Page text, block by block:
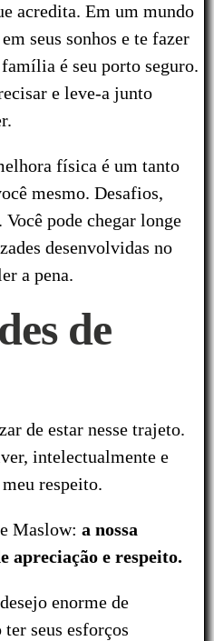
acredita. Em um mundo
seus sonhos e te fazer
é seu porto seguro.
e leve-a junto
física é um tanto
mesmo. Desafios,
pode chegar longe
desenvolvidas no
a pena.
de
de estar nesse trajeto.
intelectualmente e
respeito.
Maslow: a nossa
apreciação e respeito.
enorme de
seus esforços